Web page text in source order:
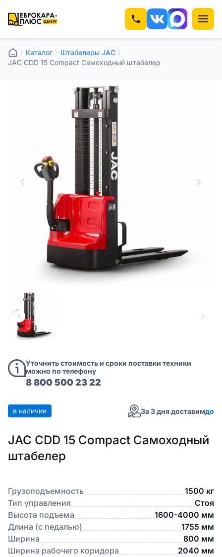
Каталог
Штабелеры JAC
JAC CDD 15 Compact Самоходный штабелер
Уточнить стоимость и сроки поставки техники
можно по телефону
8 800 500 23 22
в наличии За 3 дня доставимдо
JAC CDD 15 Compact Самоходный
штабелер
Грузоподъемность
1500 кг
Тип управления
Стоя
Высота подъема
1600-4000 мм
Длина (с педалью)
1755 мм
Ширина
800 мм
Ширина рабочего коридора
2040 мм